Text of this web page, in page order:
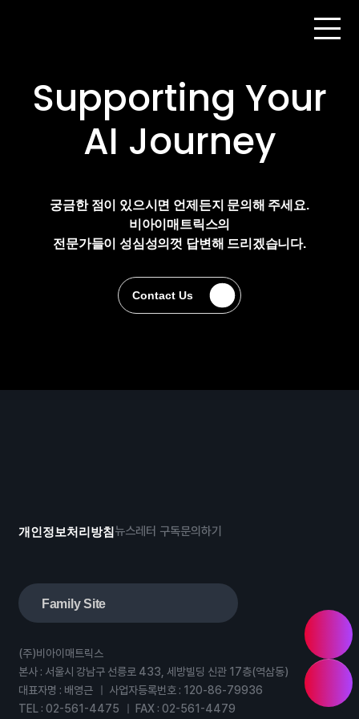
Supporting Your
AI Journey
궁금한 점이 있으시면 언제든지 문의해 주세요.
비아이매트릭스의
전문가들이 성심성의껏 답변해 드리겠습니다.
Contact Us
Contact Us
개인정보처리방침뉴스레터 구독문의하기
Family Site
(주)비아이매트릭스
본사 : 서울시 강남구 선릉로 433, 세방빌딩 신관 17층(역삼동)
대표자명 : 배영근
사업자등록번호 : 120-86-79936
TEL :02-561-4475 FAX : 02-561-4479